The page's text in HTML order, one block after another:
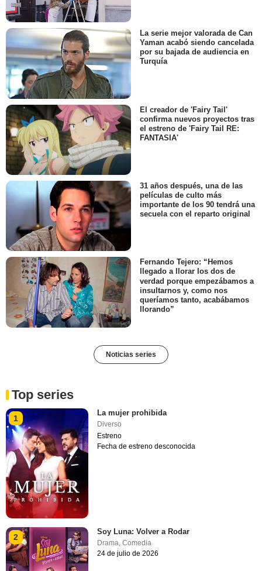
La serie mejor valorada de Can
Yaman acabó siendo cancelada
por su bajada de audiencia en
Turquía
El creador de 'Fairy Tail'
confirma nuevos proyectos tras
el estreno de 'Fairy Tail RE:
FANTASIA'
31 años después, una de las
películas de culto más
importante de los 90 tendrá una
secuela con el reparto original
Fernando Tejero: “Hemos
llegado a llorar los dos de
verdad porque empezábamos a
insultarnos y, como nos
queríamos tanto, acabábamos
llorando”
Noticias series
Top series
1
La mujer prohibida
Diverso
Estreno
Fecha de estreno desconocida
2
Soy Luna: Volver a Rodar
Drama,Comedia
24 de julio de 2026